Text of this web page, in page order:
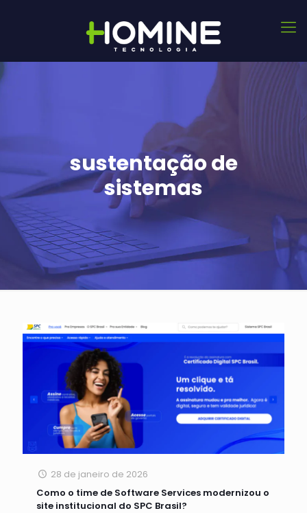
sustentação de
sistemas
28 de janeiro de 2026
Como o time de Software Services modernizou o
site institucional do SPC Brasil?